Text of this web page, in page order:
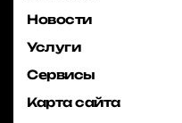
Новости
Услуги
Сервисы
Карта сайта